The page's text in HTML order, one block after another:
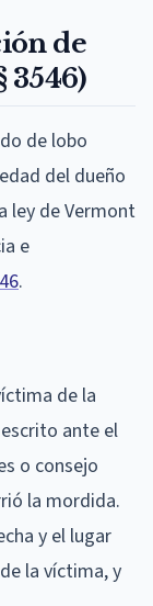
de
3546)
de lobo
del dueño
ley de Vermont
e
.
de la
ante el
o consejo
la mordida.
y el lugar
la víctima, y